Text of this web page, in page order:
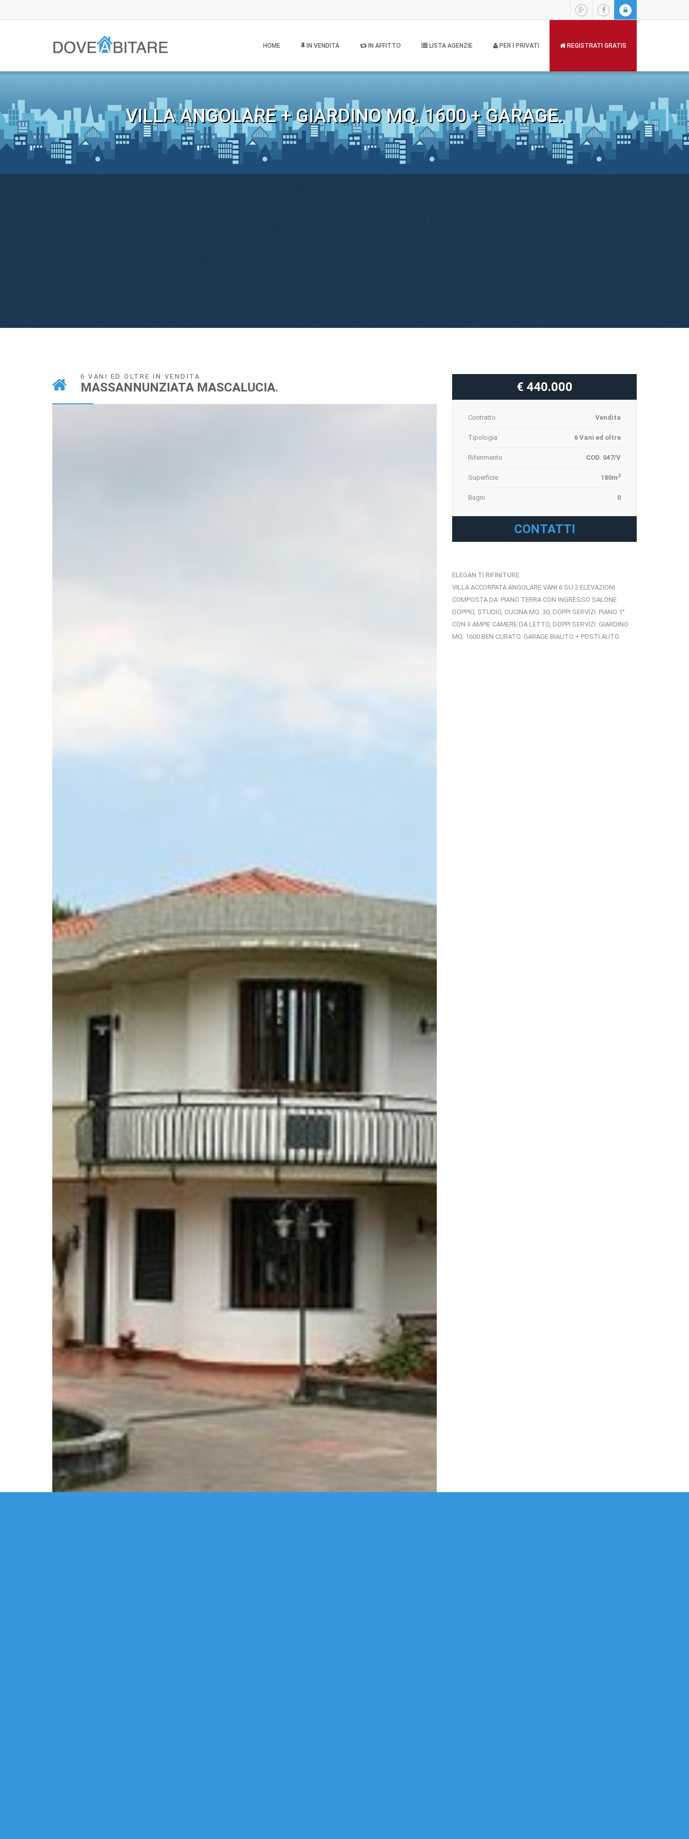
HOME IN VENDITA IN AFFITTO LISTA AGENZIE PER I PRIVATI REGISTRATI GRATIS
VILLA ANGOLARE + GIARDINO MQ. 1600 + GARAGE.
6 VANI ED OLTRE IN VENDITA
MASSANNUNZIATA MASCALUCIA. € 440.000
Contratto Vendita
Tipologia 6 Vani ed oltre
Riferimento COD. 047/V
Superficie 180m2
Bagni 0
CONTATTI
ELEGAN TI RIFINITURE
VILLA ACCORPATA ANGOLARE VANI 6 SU 2 ELEVAZIONI
COMPOSTA DA: PIANO TERRA CON INGRESSO SALONE
DOPPIO, STUDIO, CUCINA MQ. 30, DOPPI SERVIZI. PIANO 1°
CON 3 AMPIE CAMERE DA LETTO, DOPPI SERVIZI. GIARDINO
MQ. 1600 BEN CURATO. GARAGE BIAUTO + POSTI AUTO.